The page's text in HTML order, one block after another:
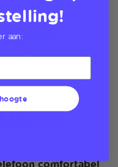
comfortabel
aan: